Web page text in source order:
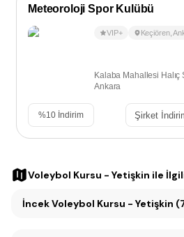
Meteoroloji Spor Kulübü
VIP+ Keçiören,
Kalaba Mahallesi
Ankara
%10 İndirim Şirket
Voleybol Kursu - Yetişkin ile
İncek Voleybol Kursu - Yetişkin